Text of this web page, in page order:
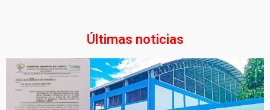
Últimas noticias